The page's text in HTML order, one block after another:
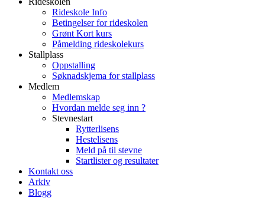
Rideskole Info
Betingelser for rideskolen
Grønt Kort kurs
Påmelding rideskolekurs
Stallplass
Oppstalling
Søknadskjema for stallplass
Medlem
Medlemskap
Hvordan melde seg inn ?
Stevnestart
Rytterlisens
Hestelisens
Meld på til stevne
Startlister og resultater
Kontakt oss
Arkiv
Blogg